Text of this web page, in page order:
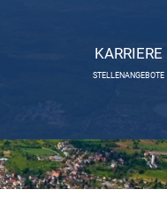
KARRIERE
STELLENANGEBOTE